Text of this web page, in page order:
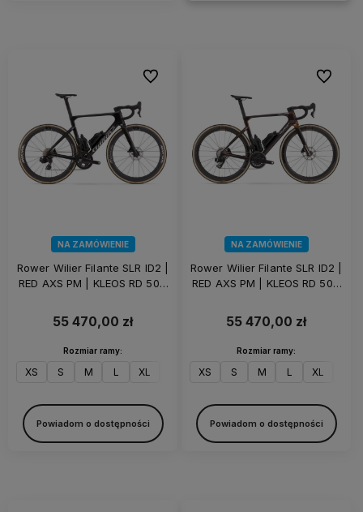
NA ZAMÓWIENIE
Rower Wilier Filante SLR ID2 |
RED AXS PM | KLEOS RD 50 |
55 470,00 zł
Rozmiar ramy:
XS S M L XL
Powiadom o dostępności
Do ulubionych
NA ZAMÓWIENIE
Rower Wilier Filante SLR ID2 |
RED AXS PM | KLEOS RD 50 |
55 470,00 zł
Rozmiar ramy:
XS S M L XL
Powiadom o dostępności
Do